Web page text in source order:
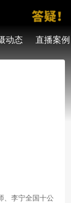
动态 直播案例
、李宁全国十公